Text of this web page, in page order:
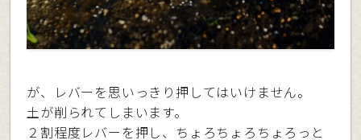
が、レバーを思いっきり押してはいけません。
土が削られてしまいます。
２割程度レバーを押し、ちょろちょろちょろっと